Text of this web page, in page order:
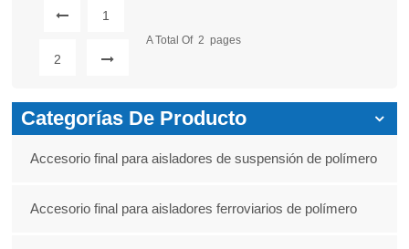
1
2
A Total Of 2 Pages
Categorías De Producto
Accesorio final para aisladores de suspensión de polímero
Accesorio final para aisladores ferroviarios de polímero